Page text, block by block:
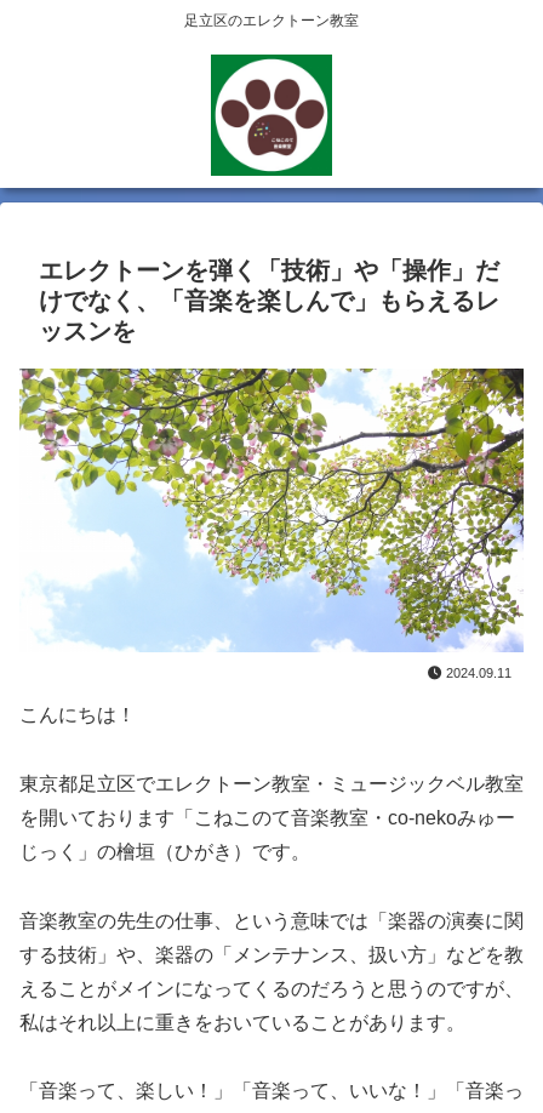
足立区のエレクトーン教室
エレクトーンを弾く「技術」や「操作」だ
けでなく、「音楽を楽しんで」もらえるレ
ッスンを
2024.09.11
こんにちは！
東京都足立区でエレクトーン教室・ミュージックベル教室
を開いております「こねこのて音楽教室・co-nekoみゅー
じっく」の檜垣（ひがき）です。
音楽教室の先生の仕事、という意味では「楽器の演奏に関
する技術」や、楽器の「メンテナンス、扱い方」などを教
えることがメインになってくるのだろうと思うのですが、
私はそれ以上に重きをおいていることがあります。
「音楽って、楽しい！」「音楽って、いいな！」「音楽っ